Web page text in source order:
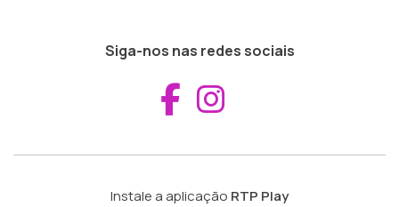
Siga-nos nas redes sociais
Aceder ao
Instale a aplicação RTP Play